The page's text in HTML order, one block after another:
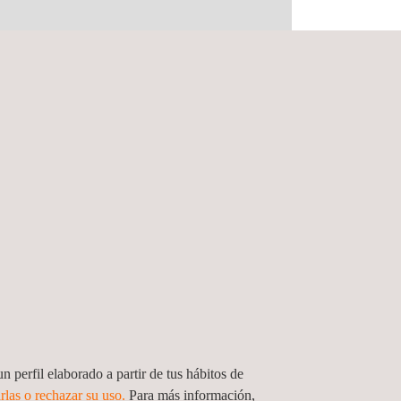
perfil elaborado a partir de tus hábitos de
o rechazar su uso. Para más información,